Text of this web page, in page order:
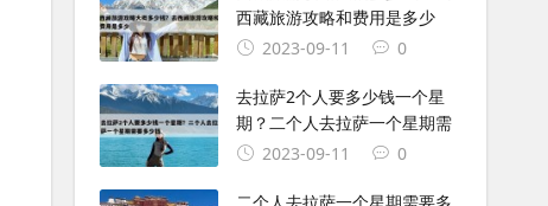
西藏旅游攻略和费用是多少
2023-09-11
0
去拉萨2个人要多少钱一个星
期？二个人去拉萨一个星期需
2023-09-11
0